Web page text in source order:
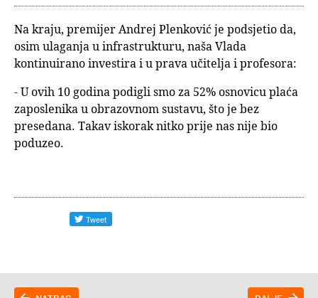
Na kraju, premijer Andrej Plenković je podsjetio da,
osim ulaganja u infrastrukturu, naša Vlada
kontinuirano investira i u prava učitelja i profesora:
- U ovih 10 godina podigli smo za 52% osnovicu plaća
zaposlenika u obrazovnom sustavu, što je bez
presedana. Takav iskorak nitko prije nas nije bio
poduzeo.